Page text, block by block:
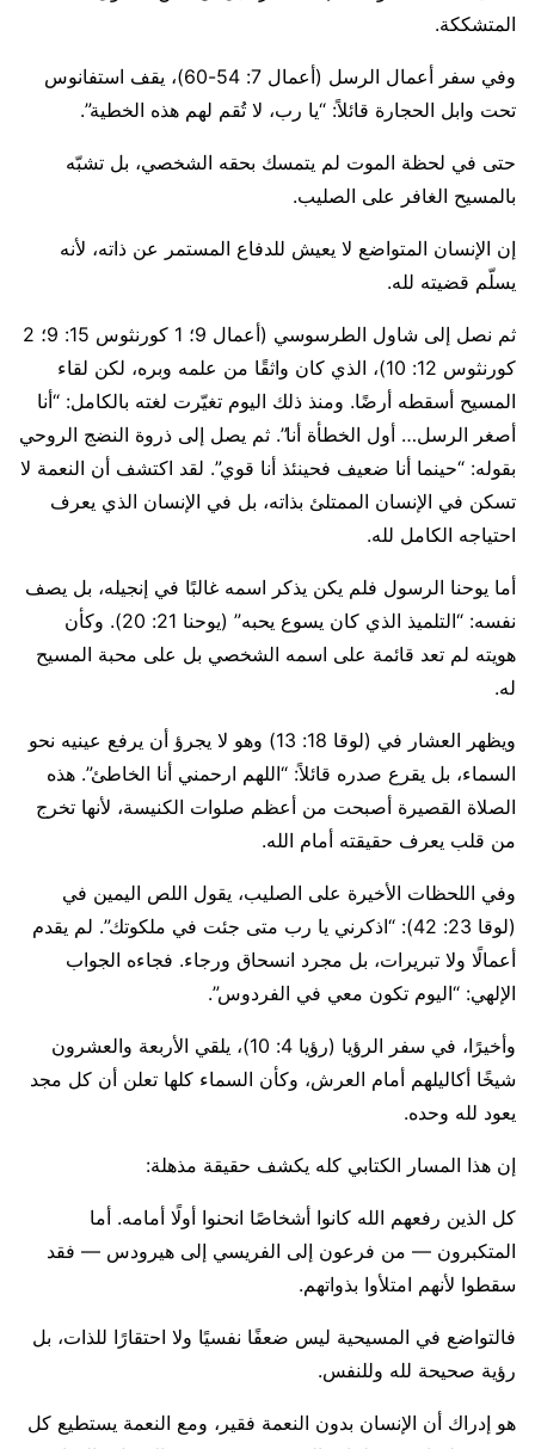
المتشككة.
وفي سفر أعمال الرسل (أعمال 7: 54-60)، يقف استفانوس
تحت وابل الحجارة قائلاً: “يا رب، لا تُقم لهم هذه الخطية”.
حتى في لحظة الموت لم يتمسك بحقه الشخصي، بل تشبّه
بالمسيح الغافر على الصليب.
إن الإنسان المتواضع لا يعيش للدفاع المستمر عن ذاته، لأنه
يسلّم قضيته لله.
ثم نصل إلى شاول الطرسوسي (أعمال 9؛ 1 كورنثوس 15: 9؛ 2
كورنثوس 12: 10)، الذي كان واثقًا من علمه وبره، لكن لقاء
المسيح أسقطه أرضًا. ومنذ ذلك اليوم تغيّرت لغته بالكامل: “أنا
أصغر الرسل… أول الخطأة أنا”. ثم يصل إلى ذروة النضج الروحي
بقوله: “حينما أنا ضعيف فحينئذ أنا قوي”. لقد اكتشف أن النعمة لا
تسكن في الإنسان الممتلئ بذاته، بل في الإنسان الذي يعرف
احتياجه الكامل لله.
أما يوحنا الرسول فلم يكن يذكر اسمه غالبًا في إنجيله، بل يصف
نفسه: “التلميذ الذي كان يسوع يحبه” (يوحنا 21: 20). وكأن
هويته لم تعد قائمة على اسمه الشخصي بل على محبة المسيح
له.
ويظهر العشار في (لوقا 18: 13) وهو لا يجرؤ أن يرفع عينيه نحو
السماء، بل يقرع صدره قائلاً: “اللهم ارحمني أنا الخاطئ”. هذه
الصلاة القصيرة أصبحت من أعظم صلوات الكنيسة، لأنها تخرج
من قلب يعرف حقيقته أمام الله.
وفي اللحظات الأخيرة على الصليب، يقول اللص اليمين في
(لوقا 23: 42): “اذكرني يا رب متى جئت في ملكوتك”. لم يقدم
أعمالًا ولا تبريرات، بل مجرد انسحاق ورجاء. فجاءه الجواب
الإلهي: “اليوم تكون معي في الفردوس”.
وأخيرًا، في سفر الرؤيا (رؤيا 4: 10)، يلقي الأربعة والعشرون
شيخًا أكاليلهم أمام العرش، وكأن السماء كلها تعلن أن كل مجد
يعود لله وحده.
إن هذا المسار الكتابي كله يكشف حقيقة مذهلة:
كل الذين رفعهم الله كانوا أشخاصًا انحنوا أولًا أمامه. أما
المتكبرون — من فرعون إلى الفريسي إلى هيرودس — فقد
سقطوا لأنهم امتلأوا بذواتهم.
فالتواضع في المسيحية ليس ضعفًا نفسيًا ولا احتقارًا للذات، بل
رؤية صحيحة لله وللنفس.
هو إدراك أن الإنسان بدون النعمة فقير، ومع النعمة يستطيع كل